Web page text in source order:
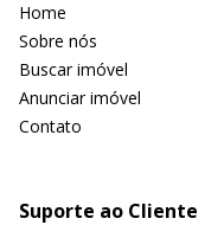
Home
Sobre nós
Buscar imóvel
Anunciar imóvel
Contato
Suporte ao Cliente